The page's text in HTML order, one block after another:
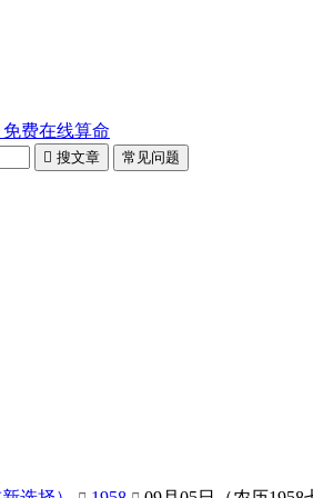
费在线算命
 搜文章 常见问题